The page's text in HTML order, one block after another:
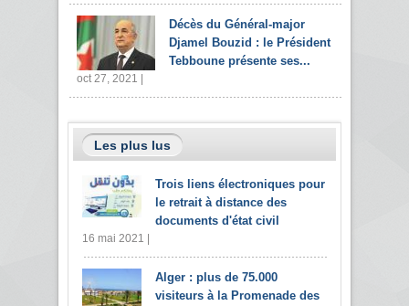
Décès du Général-major
Djamel Bouzid : le Président
Tebboune présente ses...
oct 27, 2021 |
Les plus lus
Trois liens électroniques pour
le retrait à distance des
documents d'état civil
16 mai 2021 |
Alger : plus de 75.000
visiteurs à la Promenade des